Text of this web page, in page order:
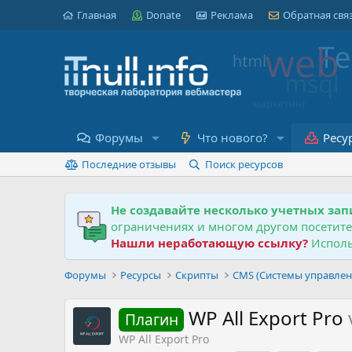
Главная Donate Реклама Обратная
Форумы Что нового?
Последние отзывы Поиск ресурсов
Не создавайте несколько учетных
ограничениях и многом другом посетите
Нашли неработающую ссылку?
Форумы Ресурсы Скрипты CMS (Системы
Плагин WP All Export Pro
WP All Export Pro